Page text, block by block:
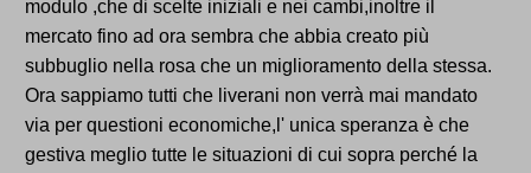
modulo ,che di scelte iniziali e nei cambi,inoltre il
mercato fino ad ora sembra che abbia creato più
subbuglio nella rosa che un miglioramento della stessa.
Ora sappiamo tutti che liverani non verrà mai mandato
via per questioni economiche,l' unica speranza è che
gestiva meglio tutte le situazioni di cui sopra perché la